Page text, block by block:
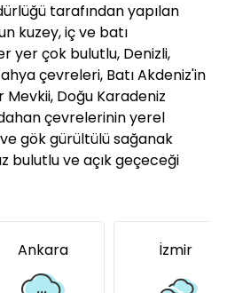
tarafından yapılan
kuzey, iç ve batı
yer çok bulutlu, Denizli,
çevreleri, Batı Akdeniz'in
Doğu Karadeniz
çevrelerinin yerel
gök gürültülü sağanak
bulutlu ve açık geçeceği
Ankara İzmir